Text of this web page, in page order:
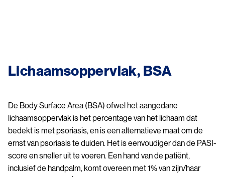
Lichaamsoppervlak, BSA
De Body Surface Area (BSA) ofwel het aangedane
lichaamsoppervlak is het percentage van het lichaam dat
bedekt is met psoriasis, en is een alternatieve maat om de
ernst van psoriasis te duiden. Het is eenvoudiger dan de PASI-
score en sneller uit te voeren. Een hand van de patiënt,
inclusief de handpalm, komt overeen met 1% van zijn/haar